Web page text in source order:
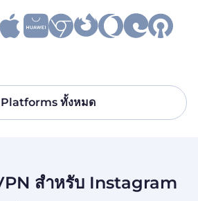
Platforms ทั้งหมด
สำหรับ Instagram